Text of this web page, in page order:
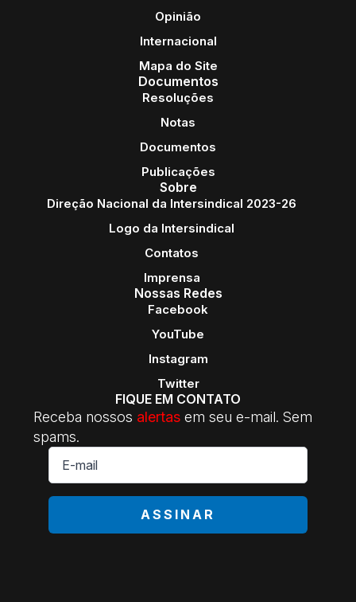
Opinião
Internacional
Mapa do Site
Documentos
Resoluções
Notas
Documentos
Publicações
Sobre
Direção Nacional da Intersindical 2023-26
Logo da Intersindical
Contatos
Imprensa
Nossas Redes
Facebook
YouTube
Instagram
Twitter
FIQUE EM CONTATO
Receba nossos alertas em seu e-mail. Sem
spams.
E-
mail
ASSINAR